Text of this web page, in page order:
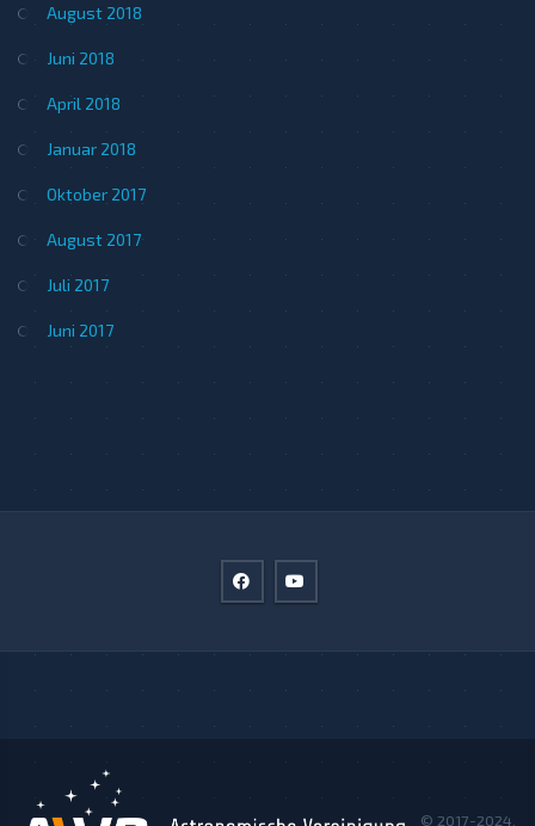
August 2018
Juni 2018
April 2018
Januar 2018
Oktober 2017
August 2017
Juli 2017
Juni 2017
© 2017-2024.